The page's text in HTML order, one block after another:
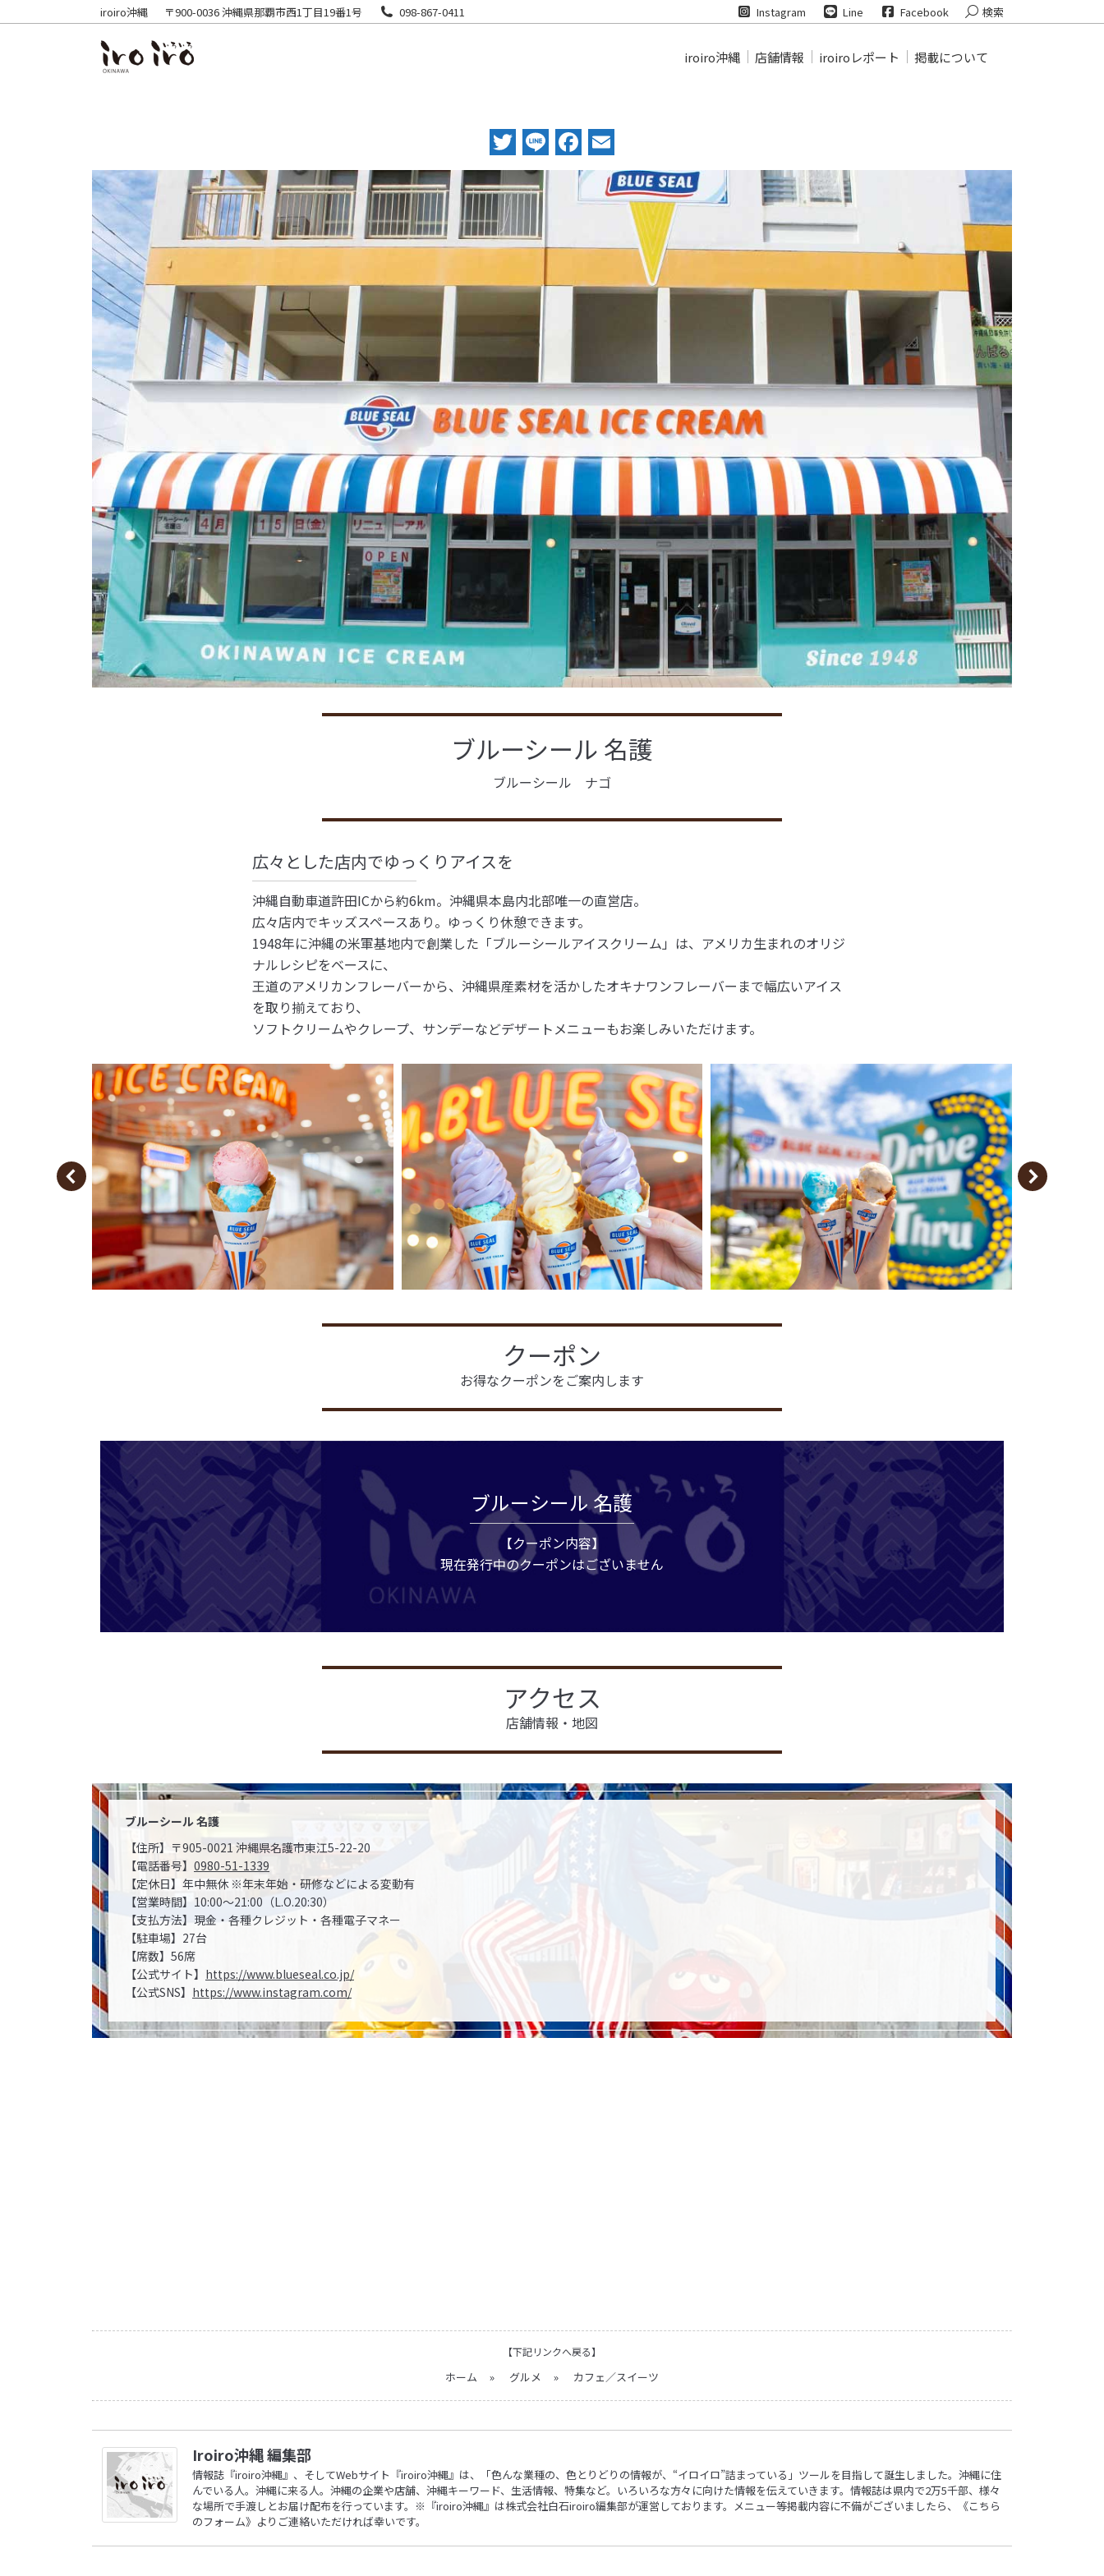
iroiro沖縄 〒900-0036 沖縄県那覇市西1丁目19番1号 098-867-0411 Instagram Line Facebook Search:
検索
iroiro沖縄 店舗情報 iroiroレポート 掲載について
Twitter
LineFacebook
ブルーシール 名護
ブルーシール ナゴ
広々とした店内でゆっくりアイスを
沖縄自動車道許田ICから約6km。沖縄県本島内北部唯一の直営店。
広々店内でキッズスペースあり。ゆっくり休憩できます。
1948年に沖縄の米軍基地内で創業した「ブルーシールアイスクリーム」は、アメリカ生まれのオリジ
ナルレシピをベースに、
王道のアメリカンフレーバーから、沖縄県産素材を活かしたオキナワンフレーバーまで幅広いアイス
を取り揃えており、
ソフトクリームやクレープ、サンデーなどデザートメニューもお楽しみいただけます。
クーポン
お得なクーポンをご案内します
ブルーシール 名護
【クーポン内容】
現在発行中のクーポンはございません
アクセス
店舗情報・地図
ブルーシール 名護
【住所】〒905-0021 沖縄県名護市東江5-22-20
【電話番号】 0980-51-1339
【定休日】年中無休 ※年末年始・研修などによる変動有
【営業時間】10:00～21:00（L.O.20:30）
【支払方法】現金・各種クレジット・各種電子マネー
【駐車場】27台
【席数】56席
【公式サイト】 https://www.blueseal.co.jp/
【公式SNS】 https://www.instagram.com/
【下記リンクへ戻る】
ホーム » グルメ » カフェ／スイーツ
Iroiro沖縄 編集部
情報誌『iroiro沖縄』、そしてWebサイト『iroiro沖縄』は、「色んな業種の、色とりどりの情報が、“イロイロ”詰まっている」ツールを目指して誕生しました。沖縄に住
んでいる人。沖縄に来る人。沖縄の企業や店舗、沖縄キーワード、生活情報、特集など。いろいろな方々に向けた情報を伝えていきます。情報誌は県内で2万5千部、様々
な場所で手渡しとお届け配布を行っています。※『iroiro沖縄』は株式会社白石iroiro編集部が運営しております。メニュー等掲載内容に不備がございましたら、
《こちら
のフォーム》 よりご連絡いただければ幸いです。